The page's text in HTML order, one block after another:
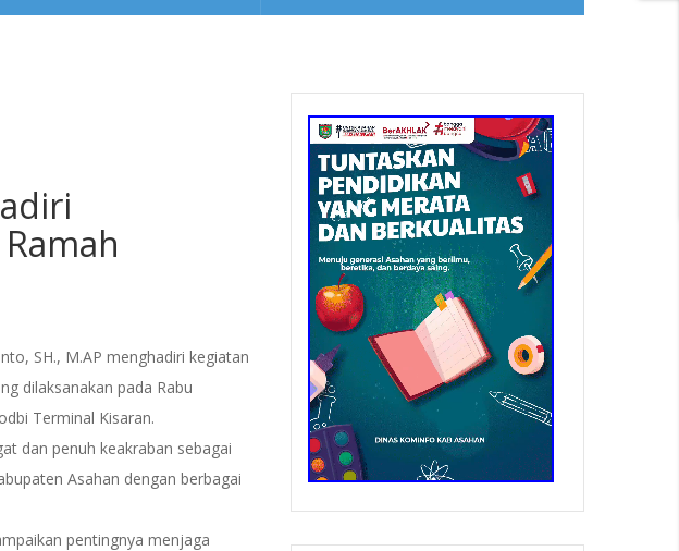
SH., M.AP menghadiri kegiatan
dilaksanakan pada Rabu
Terminal Kisaran.
dan penuh keakraban sebagai
Asahan dengan berbagai
pentingnya menjaga